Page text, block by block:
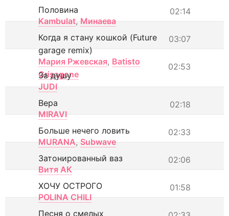
02:14
Половина
Kambulat, Минаева
03:07
Когда я стану кошкой (Future
garage remix)
Мария Ржевская, Batisto
Grisagone
02:53
За душу
JUDI
02:18
Вера
MIRAVI
02:33
Больше нечего ловить
MURANA, Subwave
02:06
Затонированный ваз
Витя АК
01:58
ХОЧУ ОСТРОГО
POLINA CHILI
Песня о смелых